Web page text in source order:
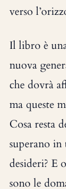
verso
Il libro è
nuova
che dovrà
ma queste
Cosa resta
superano
desideri? E
sono le